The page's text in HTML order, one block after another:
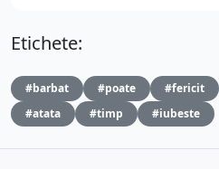
Etichete:
#barbat #poate #fericit
#atata
#timp #iubeste